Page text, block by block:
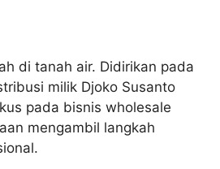
di tanah air. Didirikan pada
milik Djoko Susanto
pada bisnis wholesale
mengambil langkah